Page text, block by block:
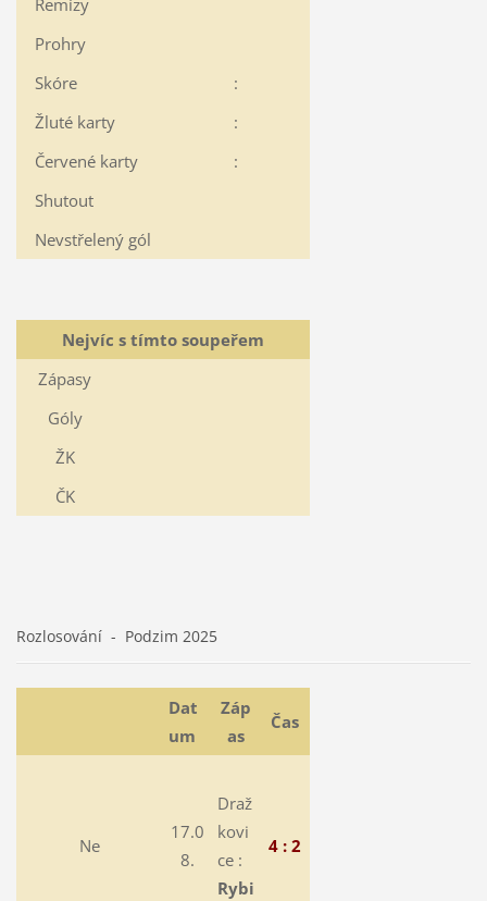
Prohry
Skóre
:
Žluté karty
:
Červené karty
:
Shutout
Nevstřelený gól
Nejvíc s tímto soupeřem
Zápasy
Góly
ŽK
ČK
Rozlosování - Podzim 2025
Dat
um
Záp
as
Čas
Ne
17.0
8.
Draž
kovi
ce :
Rybi
4 : 2